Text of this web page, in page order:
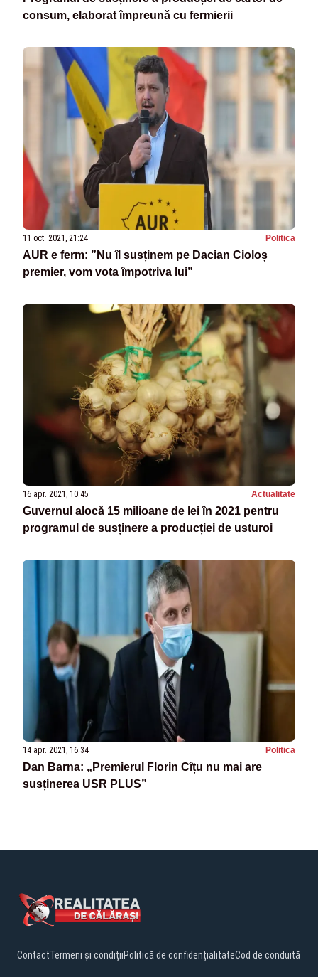
consum, elaborat împreună cu fermierii
11 oct. 2021, 21:24 Politica
AUR e ferm: ”Nu îl susținem pe Dacian Cioloș
premier, vom vota împotriva lui”
16 apr. 2021, 10:45 Actualitate
Guvernul alocă 15 milioane de lei în 2021 pentru
programul de susținere a producției de usturoi
14 apr. 2021, 16:34 Politica
Dan Barna: „Premierul Florin Cîțu nu mai are
susținerea USR PLUS”
ContactTermeni și condițiiPolitică de confidențialitateCod de conduită